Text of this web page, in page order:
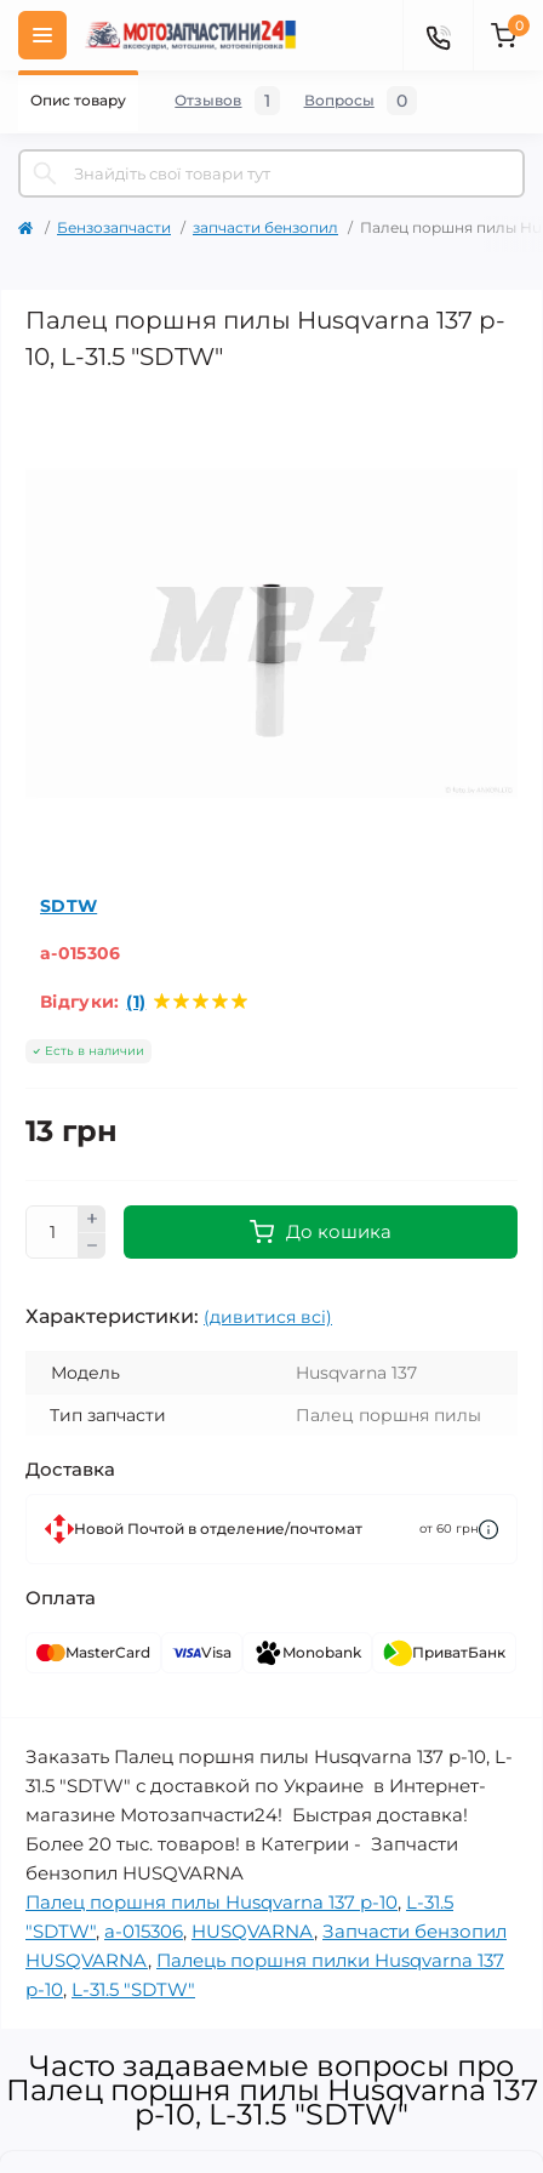
0
Бензозапчасти запчасти бензопил Палец поршня пилы
Палец поршня пилы Husqvarna 137 p-
10, L-31.5 "SDTW"
SDTW
a-015306
Відгуки: (1)
Есть в наличии
13 грн
До кошика
Характеристики: (дивитися всі)
Модель
Husqvarna 137
Тип запчасти
Палец поршня пилы
Доставка
Новой Почтой в отделение/почтомат от 60 грн
Оплата
MasterCard Visa Monobank ПриватБанк
Опис товару Отзывов 1 Вопросы 0
Заказать Палец поршня пилы Husqvarna 137 p-10, L-
31.5 "SDTW" с доставкой по Украине в Интернет-
магазине Мотозапчасти24! Быстрая доставка!
Более 20 тыс. товаров! в Категрии - Запчасти
бензопил HUSQVARNA
Палец поршня пилы Husqvarna 137 p-10, L-31.5
"SDTW", a-015306, HUSQVARNA, Запчасти бензопил
HUSQVARNA, Палець поршня пилки Husqvarna 137
p-10, L-31.5 "SDTW"
Часто задаваемые вопросы про
Палец поршня пилы Husqvarna 137
p-10, L-31.5 "SDTW"